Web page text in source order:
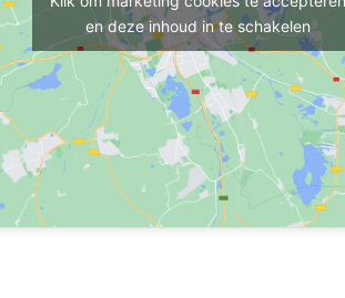
en deze inhoud in te schakelen